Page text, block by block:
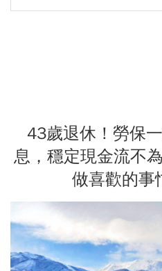
43歲退休！勞保
息，穩定現金流不
做喜歡的事